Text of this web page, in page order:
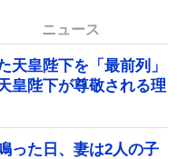
ニュース
天皇陛下を「最前列」
皇陛下が尊敬される理
った日、妻は2人の子